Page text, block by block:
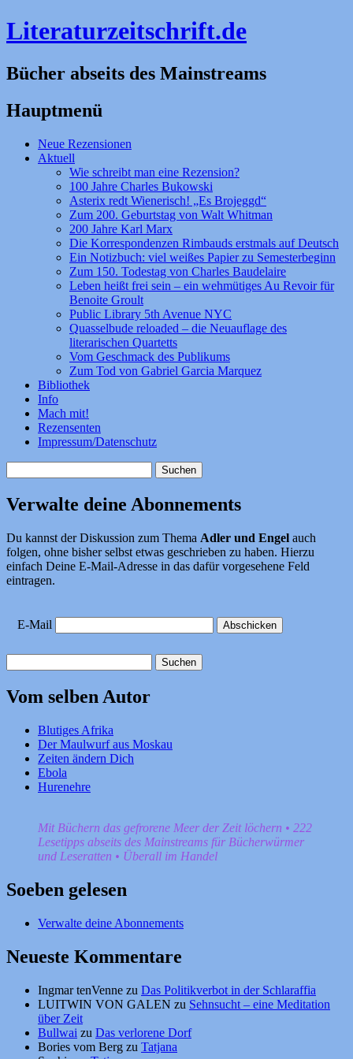
Literaturzeitschrift.de
Bücher abseits des Mainstreams
Hauptmenü
Zum
Inhalt
Neue Rezensionen
Aktuell
Wie schreibt man eine Rezension?
100 Jahre Charles Bukowski
Asterix redt Wienerisch! „Es Brojeggd“
Zum 200. Geburtstag von Walt Whitman
200 Jahre Karl Marx
Die Korrespondenzen Rimbauds erstmals auf Deutsch
Ein Notizbuch: viel weißes Papier zu Semesterbeginn
Zum 150. Todestag von Charles Baudelaire
Leben heißt frei sein – ein wehmütiges Au Revoir für
Benoite Groult
Public Library 5th Avenue NYC
Quasselbude reloaded – die Neuauflage des
literarischen Quartetts
Vom Geschmack des Publikums
Zum Tod von Gabriel Garcia Marquez
Bibliothek
Info
Mach mit!
Rezensenten
Impressum/Datenschutz
nach:
Verwalte deine Abonnements
Du kannst der Diskussion zum Thema Adler und Engel auch
folgen, ohne bisher selbst etwas geschrieben zu haben. Hierzu
einfach Deine E-Mail-Adresse in das dafür vorgesehene Feld
eintragen.
E-Mail
nach:
Vom selben Autor
Blutiges Afrika
Der Maulwurf aus Moskau
Zeiten ändern Dich
Ebola
Hurenehre
Mit Büchern das gefrorene Meer der Zeit löchern • 222
Lesetipps abseits des Mainstreams für Bücherwürmer
und Leseratten • Überall im Handel
Soeben gelesen
Verwalte deine Abonnements
Neueste Kommentare
Ingmar tenVenne zu Das Politikverbot in der Schlaraffia
LUITWIN VON GALEN zu Sehnsucht – eine Meditation
über Zeit
Bullwai zu Das verlorene Dorf
Bories vom Berg zu Tatjana